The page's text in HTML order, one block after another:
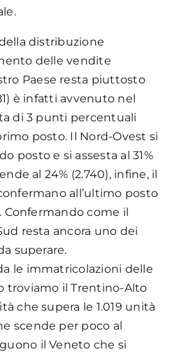
distribuzione
delle vendite
Paese resta piuttosto
è infatti avvenuto nel
di 3 punti percentuali
posto. Il Nord-Ovest si
posto e si assesta al 31%
al 24% (2.740), infine, il
all’ultimo posto
Confermando come il
resta ancora uno dei
superare.
le immatricolazioni delle
troviamo il Trentino-Alto
che supera le 1.019 unità
scende per poco al
il Veneto che si